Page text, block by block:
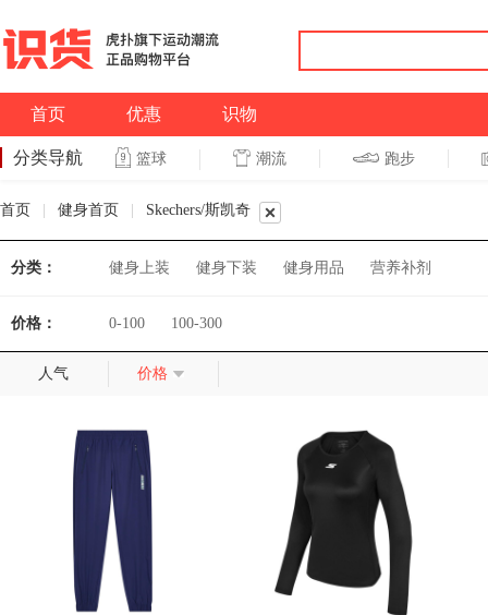
首页 优惠 识物
分类导航 篮球 潮流 跑步
首页 健身首页 Skechers/斯凯奇
分类： 健身上装 健身下装 健身用品 营养补剂
价格： 0-100 100-300
人气 价格